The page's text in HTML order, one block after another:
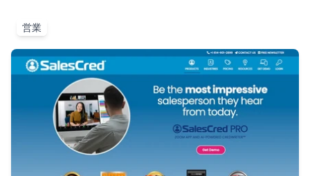
営業